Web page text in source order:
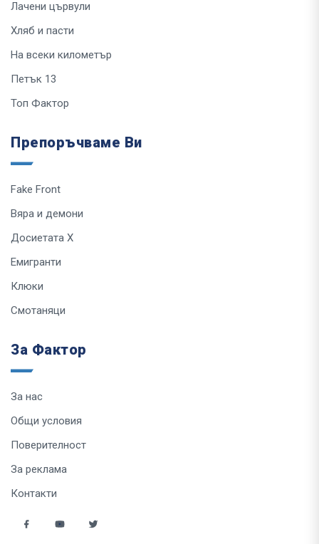
Лачени цървули
Хляб и пасти
На всеки километър
Петък 13
Топ Фактор
Препоръчваме Ви
Fake Front
Вяра и демони
Досиетата Х
Емигранти
Клюки
Смотаняци
За Фактор
За нас
Общи условия
Поверителност
За реклама
Контакти